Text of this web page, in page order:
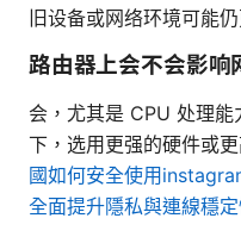
旧设备或网络环境可能
路由器上会不会影响
会，尤其是 CPU 处理
下，选用更强的硬件或
國如何安全使用
全面提升隱私與連線穩